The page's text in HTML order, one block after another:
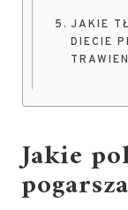
JAKIE
DIECIE
Jakie